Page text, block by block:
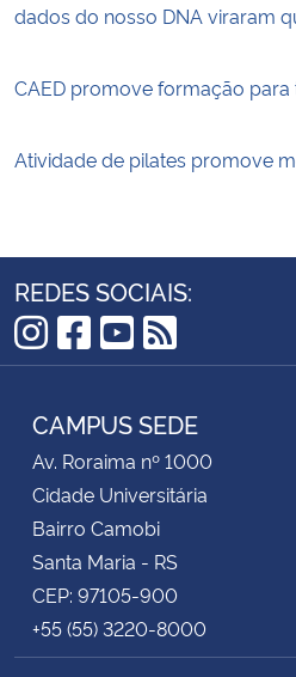
dados do nosso DNA viraram
CAED promove formação para
Atividade de pilates promove
REDES SOCIAIS:
Instagram
Facebook
YouTube
RSS
CAMPUS SEDE
Av. Roraima nº 1000
Cidade Universitária
Bairro Camobi
Santa Maria - RS
CEP: 97105-900
+55 (55) 3220-8000